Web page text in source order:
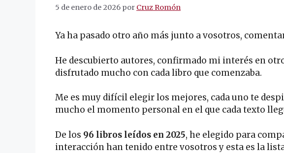
5 de enero de 2026 por Cruz Romón
Ya ha pasado otro año más junto a vosotros,
He descubierto autores, confirmado mi interés en
disfrutado mucho con cada libro que comenzaba.
Me es muy difícil elegir los mejores, cada uno te
mucho el momento personal en el que cada texto
De los 96 libros leídos en 2025, he elegido para
interacción han tenido entre vosotros y esta es la